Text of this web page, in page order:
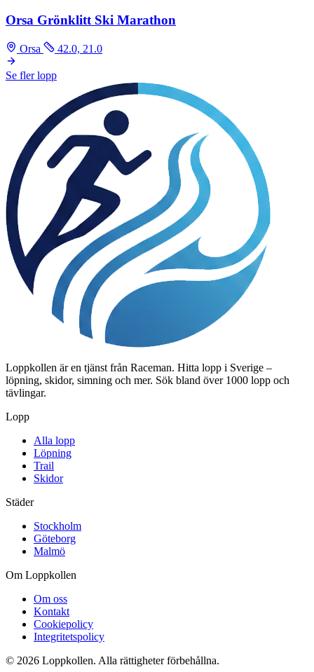
Orsa Grönklitt Ski Marathon
Orsa 42.0, 21.0
Se fler lopp
Loppkollen är en tjänst från Raceman. Hitta lopp i Sverige –
löpning, skidor, simning och mer. Sök bland över 1000 lopp och
tävlingar.
Lopp
Alla lopp
Löpning
Trail
Skidor
Städer
Stockholm
Göteborg
Malmö
Om Loppkollen
Om oss
Kontakt
Cookiepolicy
Integritetspolicy
© 2026 Loppkollen. Alla rättigheter förbehållna.